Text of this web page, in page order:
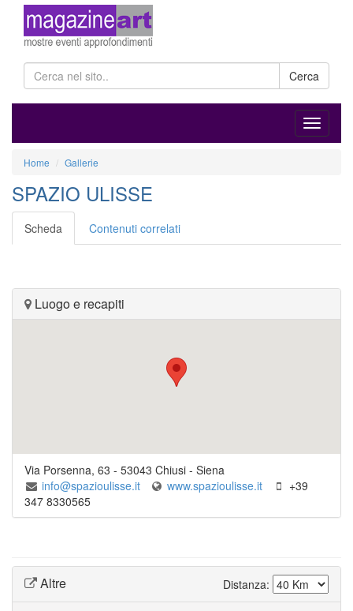
Cerca
Home Gallerie
SPAZIO ULISSE
Scheda Contenuti correlati
Luogo e recapiti
Via Porsenna, 63 - 53043 Chiusi - Siena
info@spazioulisse.it
www.spazioulisse.it
+39
347 8330565
Altre Distanza: